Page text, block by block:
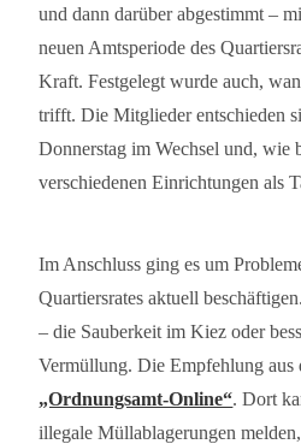
und dann darüber abgestimmt –
neuen Amtsperiode des
Kraft. Festgelegt wurde auch,
trifft. Die Mitglieder entschieden
Donnerstag im Wechsel und, wie
verschiedenen Einrichtungen als
Im Anschluss ging es um
Quartiersrates aktuell
– die Sauberkeit im Kiez oder
Vermüllung. Die Empfehlung aus
„Ordnungsamt-Online“. Dort
illegale Müllablagerungen